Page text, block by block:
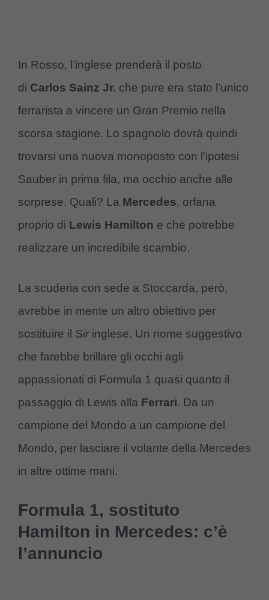
In Rosso, l’inglese prenderà il posto
di Carlos Sainz Jr. che pure era stato l’unico
ferrarista a vincere un Gran Premio nella
scorsa stagione. Lo spagnolo dovrà quindi
trovarsi una nuova monoposto con l’ipotesi
Sauber in prima fila, ma occhio anche alle
sorprese. Quali? La Mercedes, orfana
proprio di Lewis Hamilton e che potrebbe
realizzare un incredibile scambio.
La scuderia con sede a Stoccarda, però,
avrebbe in mente un altro obiettivo per
sostituire il Sir inglese. Un nome suggestivo
che farebbe brillare gli occhi agli
appassionati di Formula 1 quasi quanto il
passaggio di Lewis alla Ferrari. Da un
campione del Mondo a un campione del
Mondo, per lasciare il volante della Mercedes
in altre ottime mani.
Formula 1, sostituto
Hamilton in Mercedes: c’è
l’annuncio